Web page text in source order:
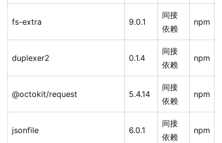
fs-extra 9.0.1
间接
依赖
npm
duplexer2 0.1.4
间接
依赖
npm
@octokit/request 5.4.14
间接
依赖
npm
jsonfile 6.0.1
间接
依赖
npm